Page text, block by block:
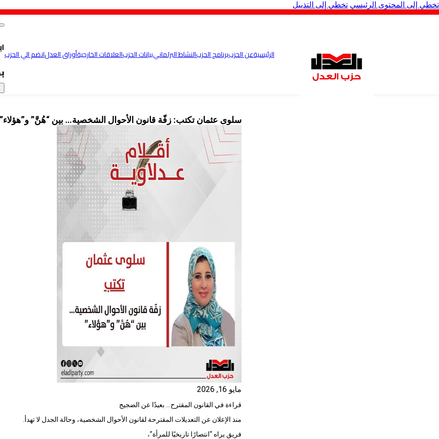
تخطي إلى المحتوى الرئيسي تخطي إلى التذييل
الرئيسيةعن الحزببرنامج الحزبالنشاط البرلمانيبيانات الحزبالعلاقات الخارجيةأوراق العدلانضم الي الحزب
سلوى عثمان تكتب: زفّة قانون الأحوال الشخصية… بين “هُنَّ” و”هؤلاء”
مايو 16, 2026
قراءة في القانون المقترح… بعيدًا عن الضجيج
منذ الإعلان عن التعديلات المقترحة لقانون الأحوال الشخصية، وحالة الجدل لا تهدأ.
فريق يراه “انتصارًا تاريخيًا للمرأة”،